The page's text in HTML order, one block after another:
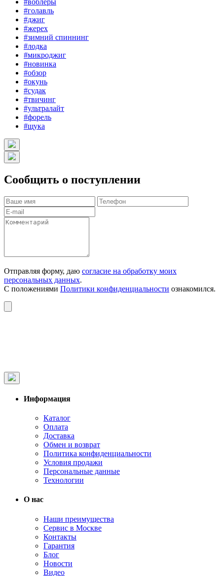
#голавль
#джиг
#жерех
#зимний спиннинг
#лодка
#микроджиг
#новинка
#обзор
#окунь
#судак
#твичинг
#ультралайт
#форель
#щука
Сообщить о поступлении
Отправляя форму, даю согласие на обработку моих
персональных данных.
С положениями Политики конфиденциальности ознакомился.
Информация
Каталог
Оплата
Доставка
Обмен и возврат
Политика конфиденциальности
Условия продажи
Персональные данные
Технологии
О нас
Наши преимущества
Сервис в Москве
Контакты
Гарантия
Блог
Новости
Видео